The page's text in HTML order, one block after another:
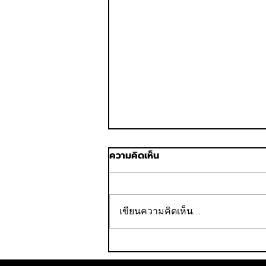
แกร็บฟู้ด เผยออเดอร์ไอศกรีม
ความคิดเห็น
เขียนความคิดเห็น…